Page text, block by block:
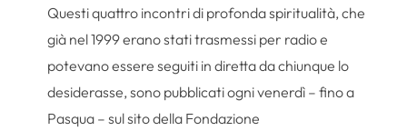
Questi quattro incontri di profonda spiritualità, che
già nel 1999 erano stati trasmessi per radio e
potevano essere seguiti in diretta da chiunque lo
desiderasse, sono pubblicati ogni venerdì – fino a
Pasqua – sul sito della Fondazione